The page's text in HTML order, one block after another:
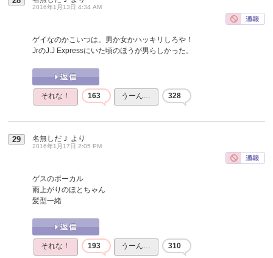
2016年1月13日 4:34 AM
ゲイなのかこいつは。男か女かハッキリしろや！
JrのJ.J Expressにいた頃のほうが男らしかった。
それな！ 163 うーん… 328
29 名無しだＪ より
2016年1月17日 2:05 PM
ゲスのボーカル
雨上がりのほとちゃん
髪型一緒
それな！ 193 うーん… 310